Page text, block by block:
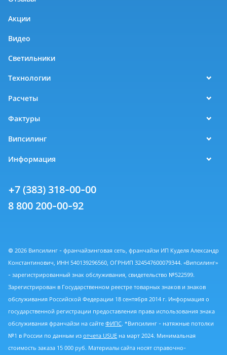
Акции
Видео
Светильники
Технологии
Расчеты
Фактуры
Випсилинг
Информация
+7 (383) 318-00-00
8 800 200-00-92
© 2026 Випсилинг - франчайзинговая сеть, франчайзи ИП Куделя Александр
Константинович, ИНН 540139296560, ОГРНИП 324547600079344. «Випсилинг»
- зарегистрированный знак обслуживания, свидетельство №522599.
Зарегистрирован в Государственном реестре товарных знаков и знаков
обслуживания Российской Федерации 18 сентября 2014 г. Информация о
государственной регистрации предоставления права использования знака
обслуживания франчайзи на сайте ФИПС. *Випсилинг - натяжные потолки
№1 в России по данным из отчета USUE на март 2024. Минимальная
стоимость заказа 15 000 руб. Материалы сайта носят справочно-